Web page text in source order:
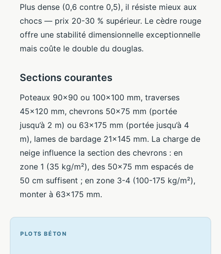
Plus dense (0,6 contre 0,5), il résiste mieux aux
chocs — prix 20-30 % supérieur. Le cèdre rouge
offre une stabilité dimensionnelle exceptionnelle
mais coûte le double du douglas.
Sections courantes
Poteaux 90×90 ou 100×100 mm, traverses
45×120 mm, chevrons 50×75 mm (portée
jusqu’à 2 m) ou 63×175 mm (portée jusqu’à 4
m), lames de bardage 21×145 mm. La charge de
neige influence la section des chevrons : en
zone 1 (35 kg/m²), des 50×75 mm espacés de
50 cm suffisent ; en zone 3-4 (100-175 kg/m²),
monter à 63×175 mm.
PLOTS BÉTON